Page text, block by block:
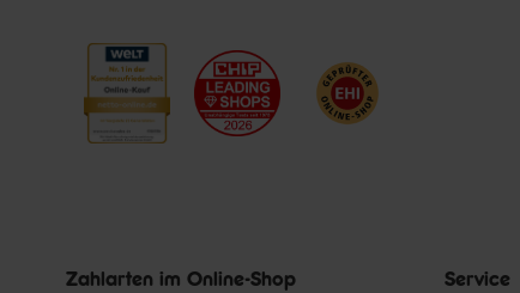
Zahlarten im Online-Shop Service